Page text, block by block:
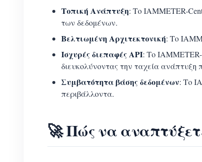
Τοπική Ανάπτυξη: Το IAMMETER-
των δεδομένων.
Βελτιωμένη Αρχιτεκτονική: Το
Ισχυρές διεπαφές API: Το IAMMETER-
διευκολύνοντας την ταχεία
Συμβατότητα βάσης δεδομένων: Το
περιβάλλοντα.
🚀 Πώς να